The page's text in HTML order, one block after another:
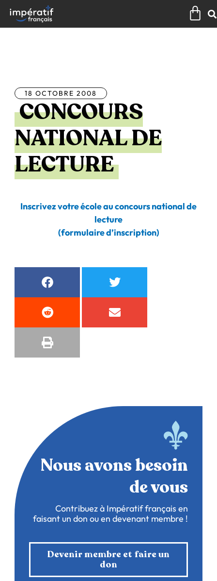
contenu
18 OCTOBRE 2008
CONCOURS
NATIONAL DE
LECTURE
Inscrivez votre école au concours national de
lecture
(formulaire d’inscription)
Nous avons besoin
de vous
Contribuez à Impératif français en
faisant un don ou en devenant membre !
Devenir membre et faire un
don